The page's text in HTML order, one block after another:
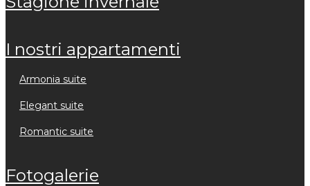
i nostri appartamenti
armonia suite
elegant suite
romantic suite
fotogalerie